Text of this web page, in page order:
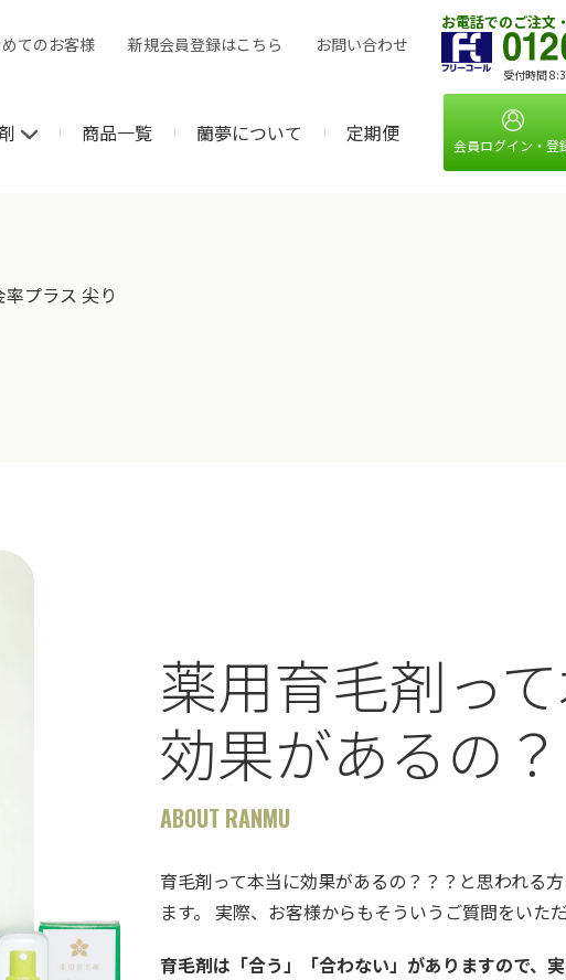
てのお客様 新規会員登録はこちら お問い合わせ
お電話でのご注文
受付時間
商品一覧 蘭夢について 定期便 会員ログイン・登
プラス 尖り
薬用育毛剤っ
効果があるの？
ABOUT RANMU
育毛剤って本当に効果があるの？？？と思われる
ます。 実際、お客様からもそういうご質問をいた
育毛剤は「合う」「合わない」がありますので、